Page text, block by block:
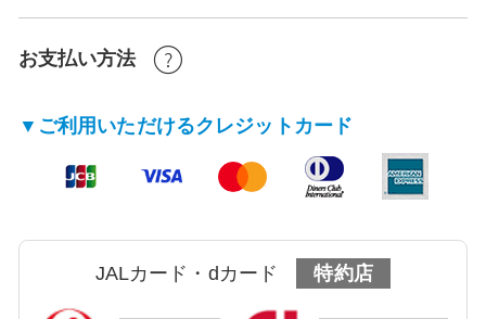
お支払い方法
▼ご利用いただけるクレジットカード
JALカード・dカード 特約店